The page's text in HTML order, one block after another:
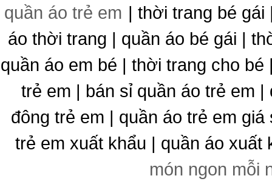
quần áo trẻ em | thời trang bé gái
áo thời trang | quần áo bé gái |
quần áo em bé | thời trang cho
trẻ em | bán sỉ quần áo trẻ em
đông trẻ em | quần áo trẻ em
trẻ em xuất khẩu | quần áo xuất
món ngon mỗi